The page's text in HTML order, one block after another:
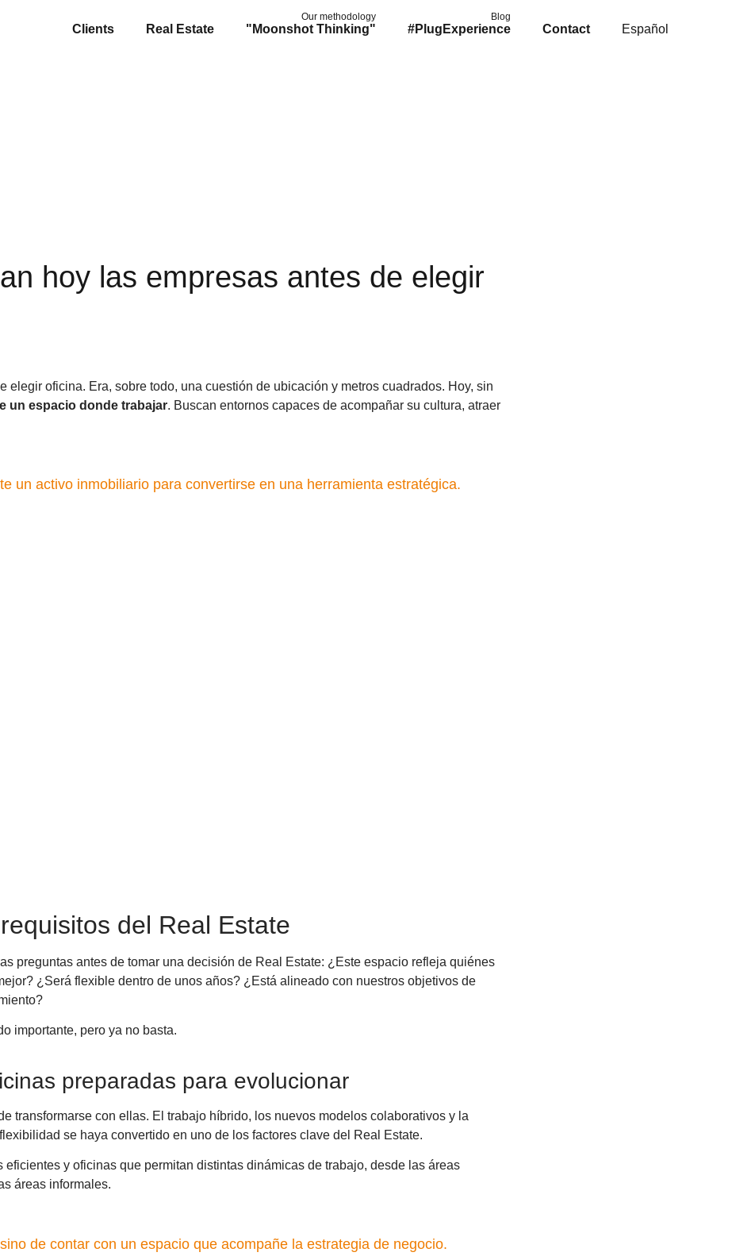
Clients Real Estate
Our methodology
"Moonshot Thinking"
Blog
#PlugExperience Contact Español
an hoy as empresas antes de e egir
elegir oficina. Era, sobre todo, una cuestión de ubicación y metros cuadrados. Hoy, sin
un espacio donde trabajar. Buscan entornos capaces de acompañar su cultura, atraer
un activo inmobiliario para convertirse en una herramienta estratégica.
del Real Estate
preguntas antes de tomar una decisión de Real Estate: ¿Este espacio refleja quiénes
¿Será flexible dentro de unos años? ¿Está alineado con nuestros objetivos de
importante, pero ya no basta.
preparadas para evolucionar
transformarse con ellas. El trabajo híbrido, los nuevos modelos colaborativos y la
se haya convertido en uno de los factores clave del Real Estate.
y oficinas que permitan distintas dinámicas de trabajo, desde las áreas
áreas informales.
de contar con un espacio que acompañe la estrategia de negocio.